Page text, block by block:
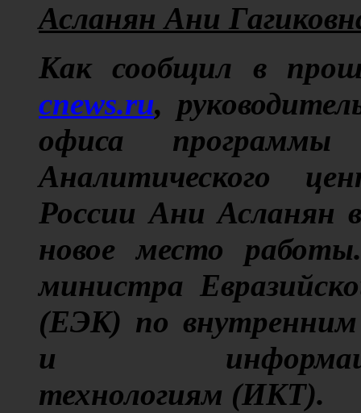
Асланян Ани
Как сообщил в
cnews.ru,
офиса программы
Аналитического
России Ани Асланян
новое место
министра
(ЕЭК) по
и
технологиям (ИКТ).